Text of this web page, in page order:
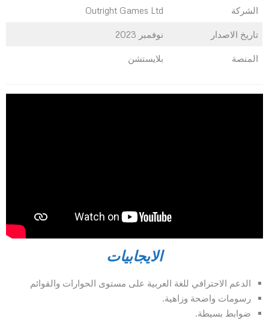
الشركة Outright Games Ltd
تاريخ الاصدار نوفمبر 2023
المنصة بلايستشن
الايجابيات
الدعم الاحترافي للغة العربية على مستوى الحوارات والقوائم
رسومات واضحة وزاهية.
ضوابط بسيطة.